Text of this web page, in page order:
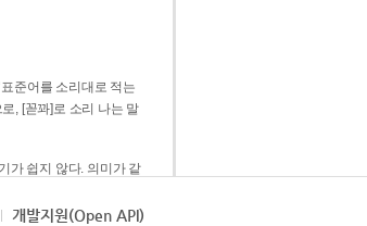
표준어를 소리대로 적는
가 쉽지 않다. 의미가 같
개발지원(Open API)